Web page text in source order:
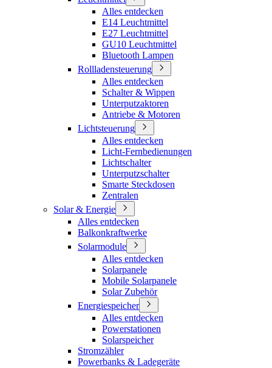
Alles entdecken
E14 Leuchtmittel
E27 Leuchtmittel
GU10 Leuchtmittel
Bluetooth Lampen
Rollladensteuerung
Alles entdecken
Schalter & Wippen
Unterputzaktoren
Antriebe & Motoren
Lichtsteuerung
Alles entdecken
Licht-Fernbedienungen
Lichtschalter
Unterputzschalter
Smarte Steckdosen
Zentralen
Solar & Energie
Alles entdecken
Balkonkraftwerke
Solarmodule
Alles entdecken
Solarpanele
Mobile Solarpanele
Solar Zubehör
Energiespeicher
Alles entdecken
Powerstationen
Solarspeicher
Stromzähler
Powerbanks & Ladegeräte